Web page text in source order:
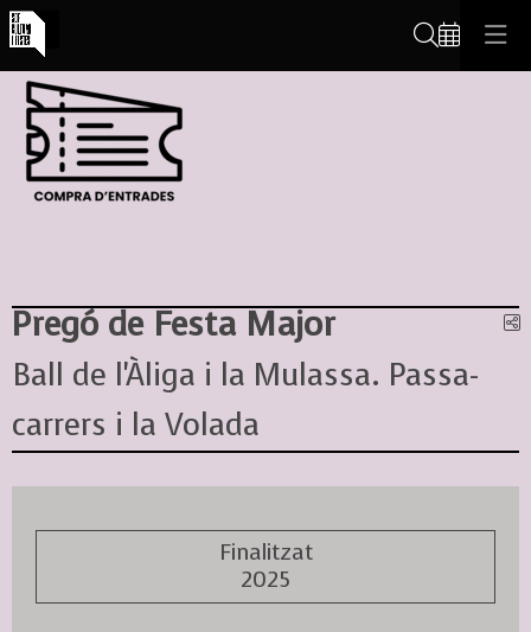
Pregó de Festa Major
Ball de l'Àliga i la Mulassa. Passa-
carrers i la Volada
Finalitzat
2025